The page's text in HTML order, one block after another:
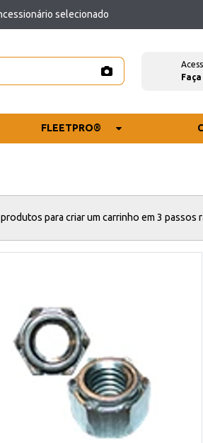
selecionado
FLEETPRO®
para criar um carrinho em 3 passos